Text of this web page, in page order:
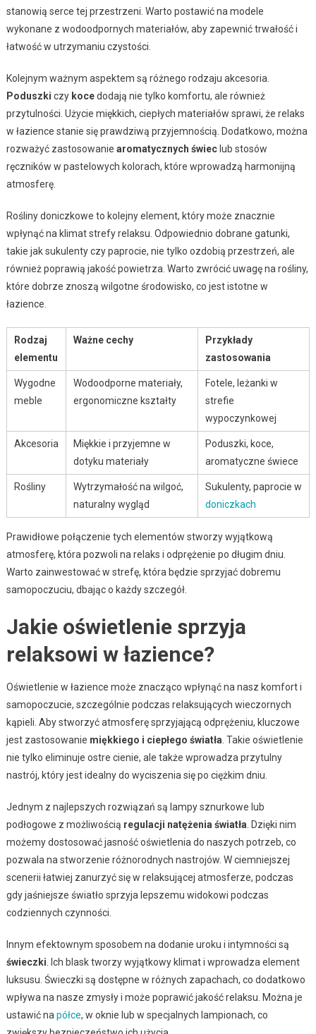
stanowią serce tej przestrzeni. Warto postawić na modele
wykonane z wodoodpornych materiałów, aby zapewnić trwałość i
łatwość w utrzymaniu czystości.
Kolejnym ważnym aspektem są różnego rodzaju akcesoria.
Poduszki czy kocedodają nie tylko komfortu, ale również
przytulności. Użycie miękkich, ciepłych materiałów sprawi, że relaks
w łazience stanie się prawdziwą przyjemnością. Dodatkowo, można
rozważyć zastosowanie aromatycznych świeclub stosów
ręczników w pastelowych kolorach, które wprowadzą harmonijną
atmosferę.
Rośliny doniczkowe to kolejny element, który może znacznie
wpłynąć na klimat strefy relaksu. Odpowiednio dobrane gatunki,
takie jak sukulenty czy paprocie, nie tylko ozdobią przestrzeń, ale
również poprawią jakość powietrza. Warto zwrócić uwagę na rośliny,
które dobrze znoszą wilgotne środowisko, co jest istotne w
łazience.
Rodzaj
elementu
Ważne cechy
Przykłady
zastosowania
Wygodne
meble
Wodoodporne materiały,
ergonomiczne kształty
Fotele, leżanki w
strefie
wypoczynkowej
Akcesoria
Miękkie i przyjemne w
dotyku materiały
Poduszki, koce,
aromatyczne świece
Rośliny
Wytrzymałość na wilgoć,
naturalny wygląd
Sukulenty, paprocie w
doniczkach
Prawidłowe połączenie tych elementów stworzy wyjątkową
atmosferę, która pozwoli na relaks i odprężenie po długim dniu.
Warto zainwestować w strefę, która będzie sprzyjać dobremu
samopoczuciu, dbając o każdy szczegół.
Jakie oświetlenie sprzyja
relaksowi w łazience?
Oświetlenie w łazience może znacząco wpłynąć na nasz komfort i
samopoczucie, szczególnie podczas relaksujących wieczornych
kąpieli. Aby stworzyć atmosferę sprzyjającą odprężeniu, kluczowe
jest zastosowanie miękkiego i ciepłego światła . Takie oświetlenie
nie tylko eliminuje ostre cienie, ale także wprowadza przytulny
nastrój, który jest idealny do wyciszenia się po ciężkim dniu.
Jednym z najlepszych rozwiązań są lampy sznurkowe lub
podłogowe z możliwością regulacji natężenia światła . Dzięki nim
możemy dostosować jasność oświetlenia do naszych potrzeb, co
pozwala na stworzenie różnorodnych nastrojów. W ciemniejszej
scenerii łatwiej zanurzyć się w relaksującej atmosferze, podczas
gdy jaśniejsze światło sprzyja lepszemu widokowi podczas
codziennych czynności.
Innym efektownym sposobem na dodanie uroku i intymności są
świeczki . Ich blask tworzy wyjątkowy klimat i wprowadza element
luksusu. Świeczki są dostępne w różnych zapachach, co dodatkowo
wpływa na nasze zmysły i może poprawić jakość relaksu. Można je
ustawić na półce, w oknie lub w specjalnych lampionach, co